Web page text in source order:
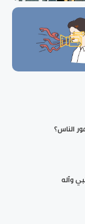
الناس؟
وآله